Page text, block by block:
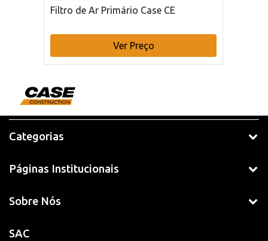
Filtro de Ar Primário Case CE
Ver Preço
Categorias
Páginas Institucionais
Sobre Nós
SAC